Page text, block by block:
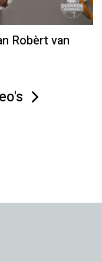
Robèrt van